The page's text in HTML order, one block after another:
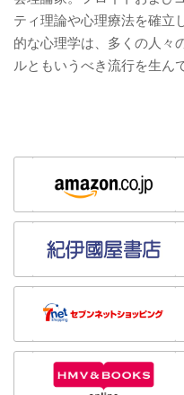
ティ理論や心理療法を確立
的な心理学は、多くの人々
ルともいうべき流行を生ん